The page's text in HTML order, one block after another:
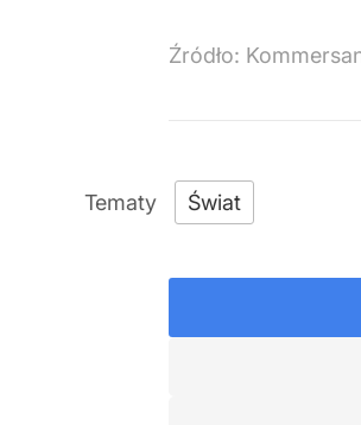
Źródło:
Świat